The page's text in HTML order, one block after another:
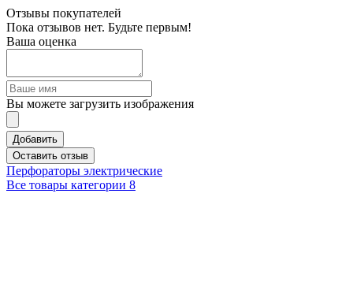
Отзывы покупателей
Пока отзывов нет. Будьте первым!
Ваша оценка
Вы можете загрузить изображения
Добавить
Оставить отзыв
Перфораторы электрические
Все товары категории 8